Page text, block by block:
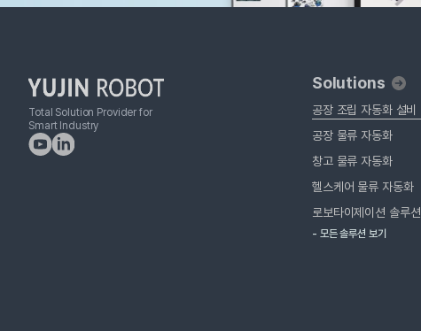
Total Solution Provider for
Smart Industry
Solutions
공장 조립 자동화 설비
공장 물류 자동화
창고 물류 자동화
헬스케어 물류 자동화
로보타이제이션 솔루션
- 모든 솔루션 보기